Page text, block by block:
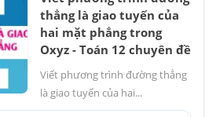
thẳng là giao tuyến của
hai mặt phẳng trong
Oxyz - Toán 12 chuyên đề
Viết phương trình đường thẳng
là giao tuyến của hai...